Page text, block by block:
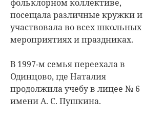
фольклорном коллективе,
посещала различные кружки и
участвовала во всех школьных
мероприятиях и праздниках.
В 1997-м семья переехала в
Одинцово, где Наталия
продолжила учебу в лицее № 6
имени А. С. Пушкина.